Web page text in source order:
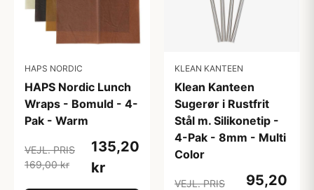
HAPS NORDIC
HAPS Nordic Lunch
Wraps - Bomuld - 4-
Pak - Warm
VEJL. PRIS
169,00 kr
135,20
kr
KLEAN KANTEEN
Klean Kanteen
Sugerør i Rustfrit
Stål m. Silikonetip -
4-Pak - 8mm - Multi
Color
VEJL. PRIS
95,20